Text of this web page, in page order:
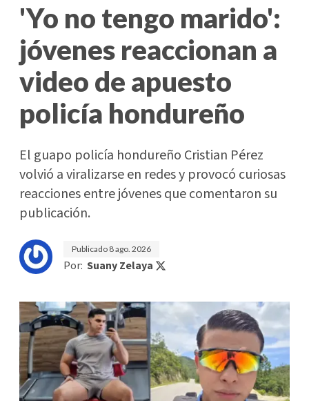
'Yo no tengo marido':
jóvenes reaccionan a
video de apuesto
policía hondureño
El guapo policía hondureño Cristian Pérez
volvió a viralizarse en redes y provocó curiosas
reacciones entre jóvenes que comentaron su
publicación.
Publicado 8 ago. 2026
Por: Suany Zelaya